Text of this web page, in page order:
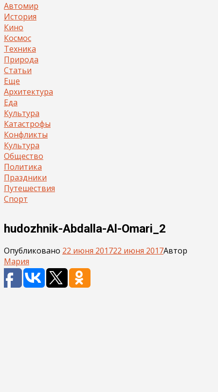
Автомир
История
Кино
Космос
Техника
Природа
Статьи
Еще
Архитектура
Еда
Культура
Катастрофы
Конфликты
Культура
Общество
Политика
Праздники
Путешествия
Спорт
hudozhnik-Abdalla-Al-Omari_2
Опубликовано 22 июня 201722 июня 2017Автор
Мария